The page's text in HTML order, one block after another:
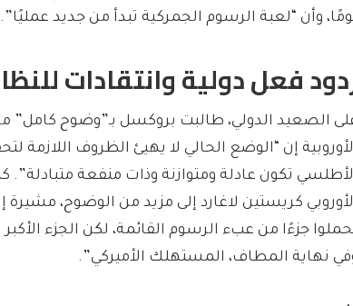
وأن “لعبة الرسوم الجمركية تبدأ من جديد عمليًا”.
فعل دولية وانتقادات
الصعيد الدولي، طالبت بروكسل بـ”وضوح
إن “الوضع الحالي لا يهيئ الظروف اللازمة
تكون عادلة ومتوازنة وذات منفعة متبادلة”.
كريستين لاغارد إلى مزيد من الوضوح،
جزءًا من عبء الرسوم القائمة، لكن الجزء
نهاية المطاف، المستهلك الأميركي”.